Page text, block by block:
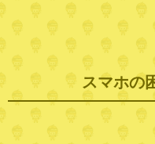
スマホの